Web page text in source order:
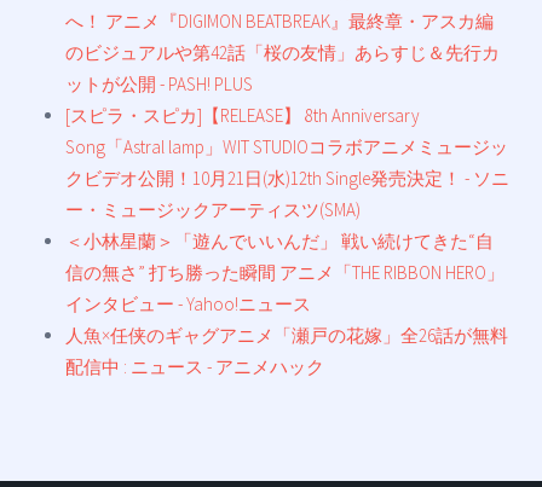
へ！ アニメ『DIGIMON BEATBREAK』最終章・アスカ編
のビジュアルや第42話「桜の友情」あらすじ＆先行カ
ットが公開 - PASH! PLUS
[スピラ・スピカ]【RELEASE】 8th Anniversary
Song「Astral lamp」WIT STUDIOコラボアニメミュージッ
クビデオ公開！10月21日(水)12th Single発売決定！ - ソニ
ー・ミュージックアーティスツ(SMA)
＜小林星蘭＞「遊んでいいんだ」 戦い続けてきた“自
信の無さ” 打ち勝った瞬間 アニメ「THE RIBBON HERO」
インタビュー - Yahoo!ニュース
人魚×任侠のギャグアニメ「瀬戸の花嫁」全26話が無料
配信中 : ニュース - アニメハック